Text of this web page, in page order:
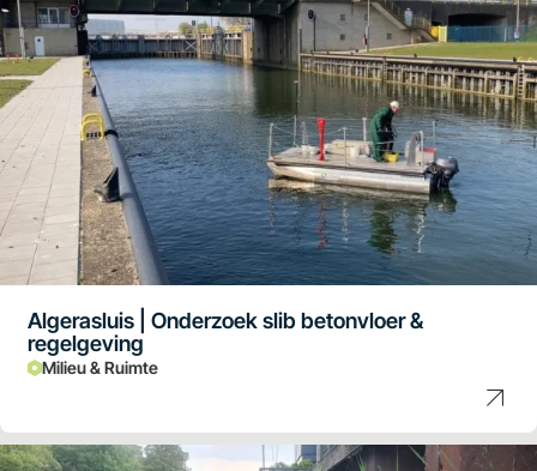
Algerasluis | Onderzoek slib betonvloer &
regelgeving
Milieu & Ruimte